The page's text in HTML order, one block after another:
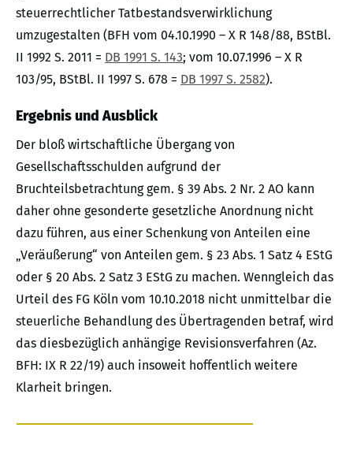
steuerrechtlicher Tatbestandsverwirklichung
umzugestalten (BFH vom 04.10.1990 – X R 148/88, BStBl.
II 1992 S. 2011 = DB 1991 S. 143; vom 10.07.1996 – X R
103/95, BStBl. II 1997 S. 678 = DB 1997 S. 2582).
Ergebnis und Ausblick
Der bloß wirtschaftliche Übergang von
Gesellschaftsschulden aufgrund der
Bruchteilsbetrachtung gem. § 39 Abs. 2 Nr. 2 AO kann
daher ohne gesonderte gesetzliche Anordnung nicht
dazu führen, aus einer Schenkung von Anteilen eine
„Veräußerung“ von Anteilen gem. § 23 Abs. 1 Satz 4 EStG
oder § 20 Abs. 2 Satz 3 EStG zu machen. Wenngleich das
Urteil des FG Köln vom 10.10.2018 nicht unmittelbar die
steuerliche Behandlung des Übertragenden betraf, wird
das diesbezüglich anhängige Revisionsverfahren (Az.
BFH: IX R 22/19) auch insoweit hoffentlich weitere
Klarheit bringen.